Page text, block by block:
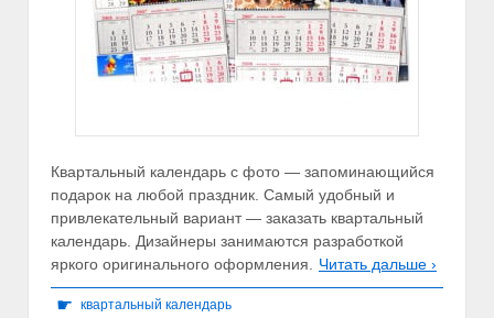
Квартальный календарь с фото — запоминающийся
подарок на любой праздник. Самый удобный и
привлекательный вариант — заказать квартальный
календарь. Дизайнеры занимаются разработкой
яркого оригинального оформления.
Читать дальше ›
☛ квартальный календарь